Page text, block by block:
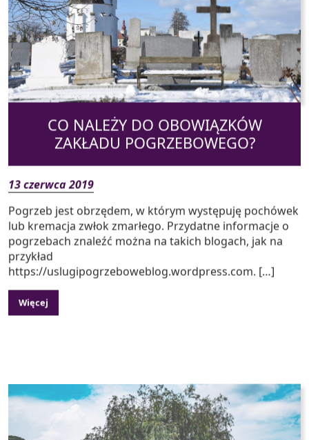
CO NALEŻY DO OBOWIĄZKÓW
ZAKŁADU POGRZEBOWEGO?
lub kremacja zwłok zmarłego. Przydatne informacje o
pogrzebach znaleźć można na takich blogach, jak na
przykład
https://uslugipogrzeboweblog.wordpress.com. […]
Więcej